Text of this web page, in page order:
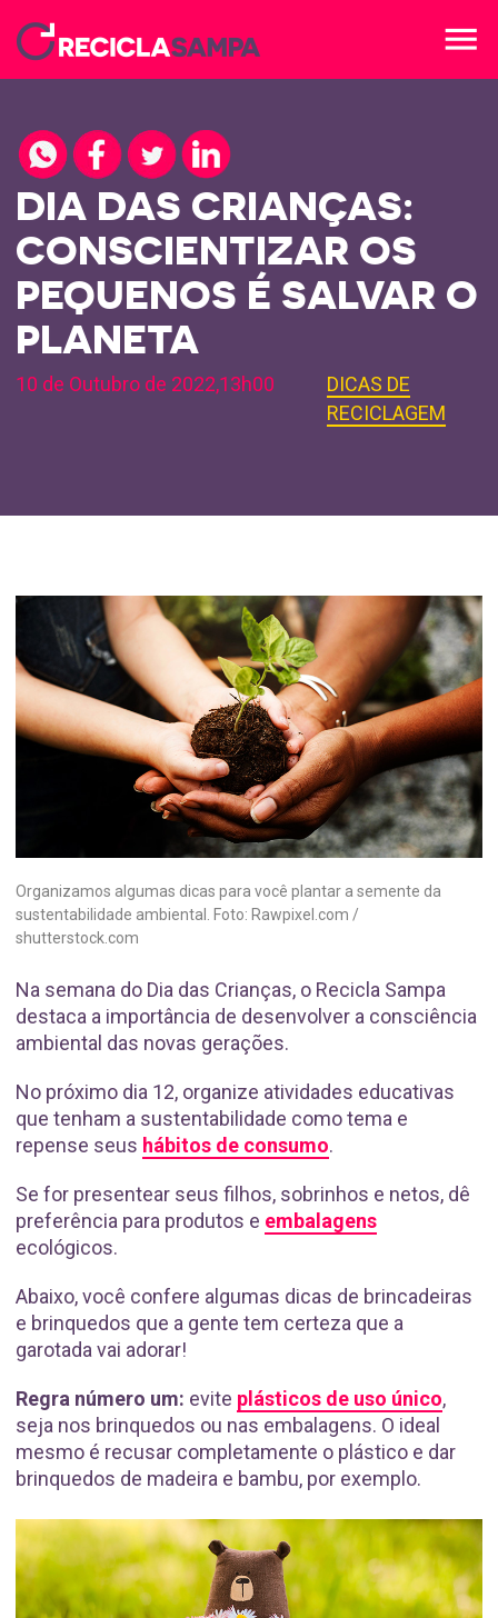
menu
DIA DAS CRIANÇAS:
CONSCIENTIZAR OS
PEQUENOS É SALVAR O
PLANETA
10 de Outubro de 2022,13h00
DICAS DE
RECICLAGEM
Organizamos algumas dicas para você plantar a semente da
sustentabilidade ambiental. Foto: Rawpixel.com /
shutterstock.com
Na semana do Dia das Crianças, o Recicla Sampa
destaca a importância de desenvolver a consciência
ambiental das novas gerações.
No próximo dia 12, organize atividades educativas
que tenham a sustentabilidade como tema e
repense seus hábitos de consumo.
Se for presentear seus filhos, sobrinhos e netos, dê
preferência para produtos e embalagens
ecológicos.
Abaixo, você confere algumas dicas de brincadeiras
e brinquedos que a gente tem certeza que a
garotada vai adorar!
Regra número um: evite plásticos de uso único,
seja nos brinquedos ou nas embalagens. O ideal
mesmo é recusar completamente o plástico e dar
brinquedos de madeira e bambu, por exemplo.